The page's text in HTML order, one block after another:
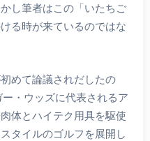
し筆者はこの「いたちご
る時が来ているのではな
めて論議されだしたの
・ウッズに代表されるア
体とハイテク用具を駆使
タイルのゴルフを展開し